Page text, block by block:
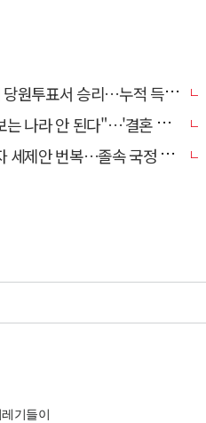
표서 승리…누적 득표는 '초박빙'
다"…'결혼 페널티' 22개 손본다
번복…졸속 국정 즉각 중단"